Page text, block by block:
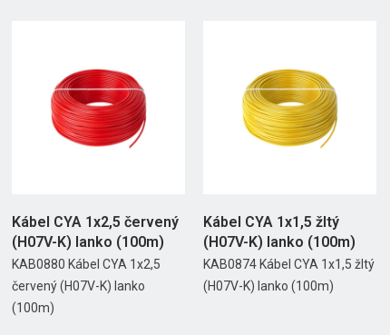
Kábel CYA 1x2,5 červený
(H07V-K) lanko (100m)
KAB0880 Kábel CYA 1x2,5
červený (H07V-K) lanko
(100m)
Kábel CYA 1x1,5 žltý
(H07V-K) lanko (100m)
KAB0874 Kábel CYA 1x1,5 žltý
(H07V-K) lanko (100m)